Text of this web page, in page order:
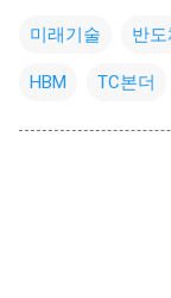
미래기술 반
HBM TC본더